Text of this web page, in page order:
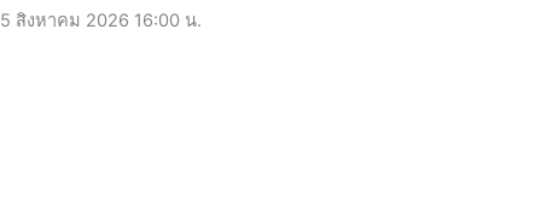
5 สิงหาคม 2026 16:00 น.